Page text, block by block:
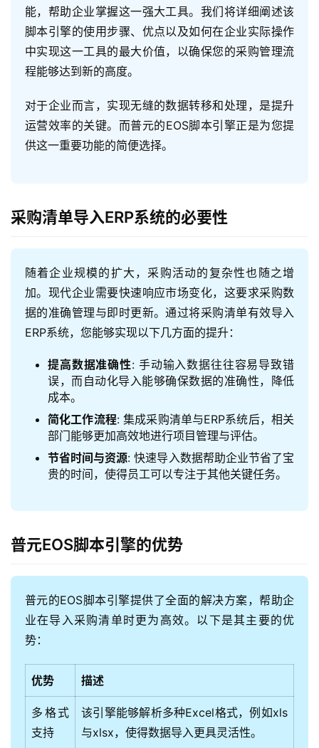
能，帮助企业掌握这一强大工具。我们将详细阐述该
脚本引擎的使用步骤、优点以及如何在企业实际操作
中实现这一工具的最大价值，以确保您的采购管理流
程能够达到新的高度。
对于企业而言，实现无缝的数据转移和处理，是提升
运营效率的关键。而普元的EOS脚本引擎正是为您提
供这一重要功能的简便选择。
采购清单导入ERP系统的必要性
随着企业规模的扩大，采购活动的复杂性也随之增
加。现代企业需要快速响应市场变化，这要求采购数
据的准确管理与即时更新。通过将采购清单有效导入
ERP系统，您能够实现以下几方面的提升：
提高数据准确性: 手动输入数据往往容易导致错
误，而自动化导入能够确保数据的准确性，降低
成本。
简化工作流程: 集成采购清单与ERP系统后，相关
部门能够更加高效地进行项目管理与评估。
节省时间与资源: 快速导入数据帮助企业节省了宝
贵的时间，使得员工可以专注于其他关键任务。
普元EOS脚本引擎的优势
普元的EOS脚本引擎提供了全面的解决方案，帮助企
业在导入采购清单时更为高效。以下是其主要的优
势：
优势 描述
多格式
支持
该引擎能够解析多种Excel格式，例如xls
与xlsx，使得数据导入更具灵活性。